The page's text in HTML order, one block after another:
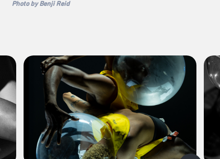
Photo by Benji Reid